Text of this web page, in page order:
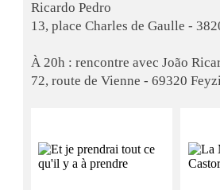
Ricardo Pedro
13, place Charles de Gaulle -
À 20h : rencontre avec João
72, route de Vienne - 69320